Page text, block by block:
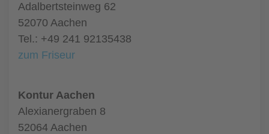
Adalbertsteinweg 62
52070 Aachen
Tel.: +49 241 92135438
zum Friseur
Kontur Aachen
Alexianergraben 8
52064 Aachen